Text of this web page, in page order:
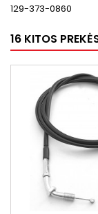
129-373-0860
16 KITOS